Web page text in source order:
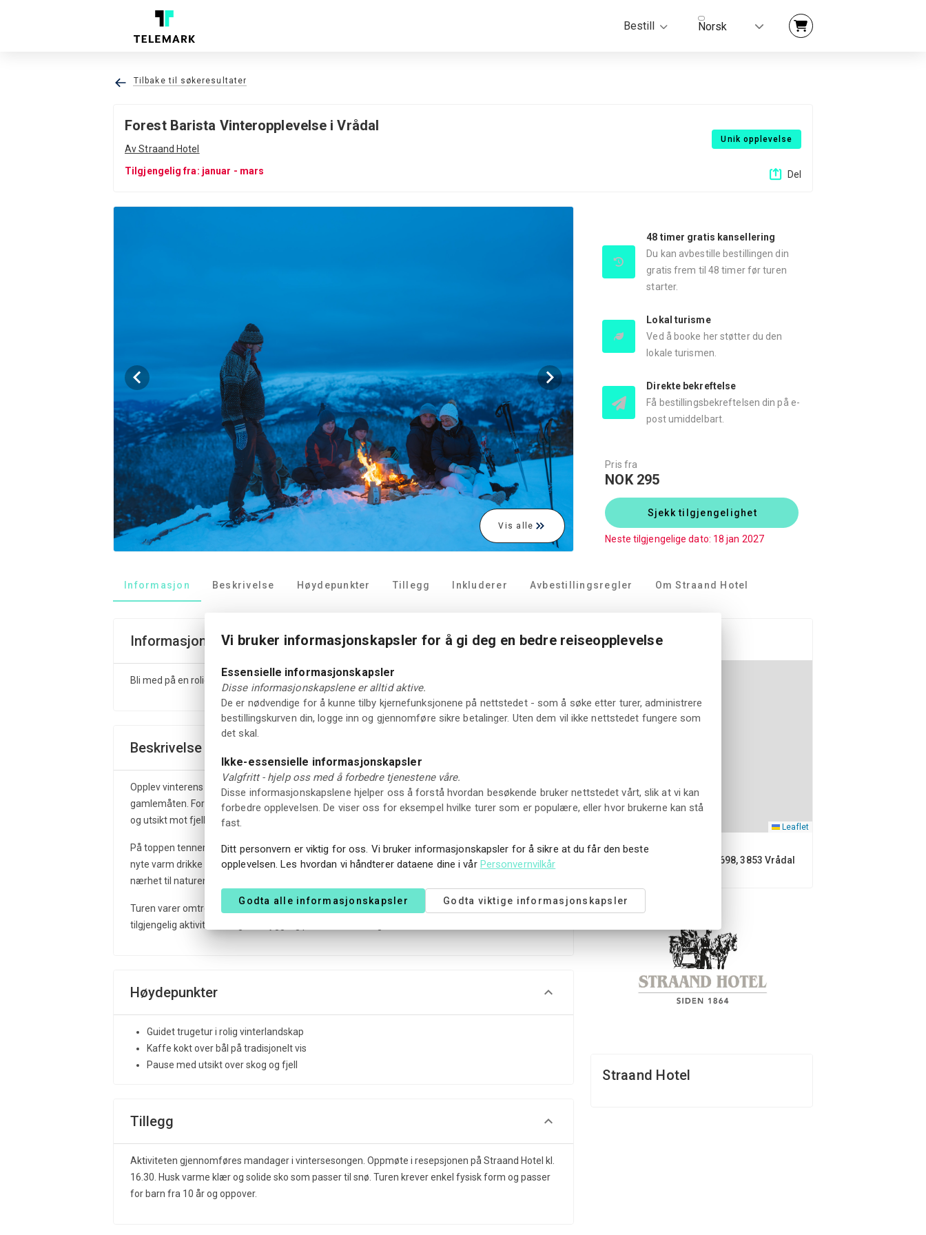
Bestill Norsk
Tilbake til søkeresultater
Forest Barista Vinteropplevelse i Vrådal
Av Straand Hotel
Tilgjengelig fra: januar - mars
Unik opplevelse
Del
Vis alle
48 timer gratis kansellering
Du kan avbestille bestillingen din
gratis frem til 48 timer før turen
starter.
Lokal turisme
Ved å booke her støtter du den
lokale turismen.
Direkte bekreftelse
Få bestillingsbekreftelsen din på e-
post umiddelbart.
Pris fra
NOK 295
Sjekk tilgjengelighet
Neste tilgjengelige dato: 18 jan 2027
Informasjon Beskrivelse Høydepunkter Tillegg Inkluderer Avbestillingsregler Om Straand Hotel
Informasjon
Bli med på en rolig trugetur og kok kaffe over bål i vinterlandskapet i vakre Vrådal.
Beskrivelse
Opplev vinterens ro i Vrådal med en aktivitet som kombinerer bevegelse, natur og kaffe laget på
gamlemåten. Forest Barista starter med en enkel trugetur opp i åssiden, omgitt av snødekt skog
og utsikt mot fjellene.
På toppen tenner vi bål og koker kaffe i kjele over åpen flamme. Her får du tid til å senke skuldrene,
nyte varm drikke og ta inn den rolige atmosfæren. Opplevelsen har fokus på enkle gleder og
nærhet til naturen.
Turen varer omtrent to timer og passer for de fleste. Med en lengde på cirka 2 km er det en
tilgjengelig aktivitet som gir en hyggelig pause fra hverdagen.
Høydepunkter
Guidet trugetur i rolig vinterlandskap
Kaffe kokt over bål på tradisjonelt vis
Pause med utsikt over skog og fjell
Tillegg
Aktiviteten gjennomføres mandager i vintersesongen. Oppmøte i resepsjonen på Straand Hotel kl.
16.30. Husk varme klær og solide sko som passer til snø. Turen krever enkel fysisk form og passer
for barn fra 10 år og oppover.
Oppmøtepunkt
Leaflet
Kviteseidvegen 1698, 3853 Vrådal
Straand Hotel
Vi bruker informasjonskapsler for å gi deg en bedre reiseopplevelse
Essensielle informasjonskapsler
Disse informasjonskapslene er alltid aktive.
De er nødvendige for å kunne tilby kjernefunksjonene på nettstedet - som å søke etter turer, administrere
bestillingskurven din, logge inn og gjennomføre sikre betalinger. Uten dem vil ikke nettstedet fungere som
det skal.
Ikke-essensielle informasjonskapsler
Valgfritt - hjelp oss med å forbedre tjenestene våre.
Disse informasjonskapslene hjelper oss å forstå hvordan besøkende bruker nettstedet vårt, slik at vi kan
forbedre opplevelsen. De viser oss for eksempel hvilke turer som er populære, eller hvor brukerne kan stå
fast.
Ditt personvern er viktig for oss. Vi bruker informasjonskapsler for å sikre at du får den beste
opplevelsen. Les hvordan vi håndterer dataene dine i vår Personvernvilkår
Godta alle informasjonskapsler Godta viktige informasjonskapsler